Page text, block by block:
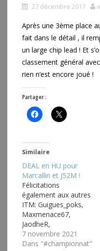
27 décembre 2017
Après une 3ème place
fait dans le détail , il
un large chip lead ! Et
classement général
rien n’est encore joué !
Partager :
Similaire
DEAL en HU pour
Marcallin et J52M !
Félicitations
également aux autres
ITM: Guigues_poks,
Maxmenace67,
JaodheR,
Le_Cigogneau RDV le
vendredi 10 décembre
7 novembre 2021
Dans "#championnat"